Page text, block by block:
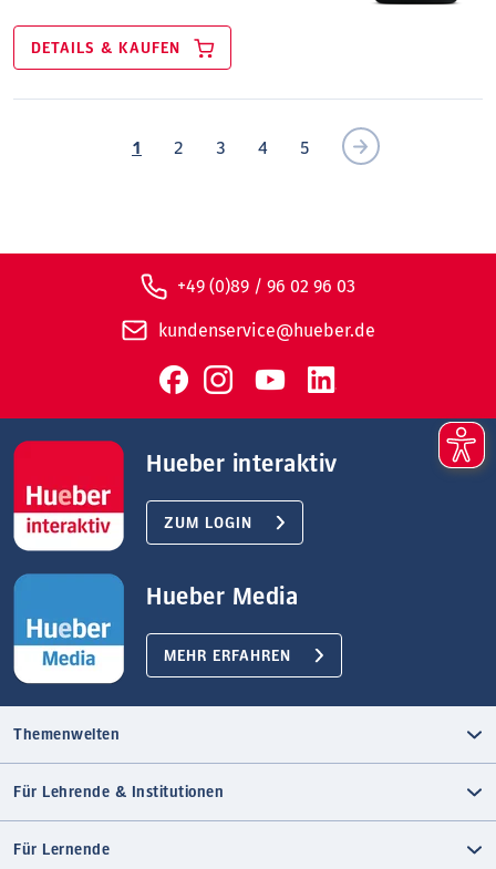
DETAILS & KAUFEN
1 2 3 4 5
+49 (0)89 / 96 02 96 03
kundenservice@hueber.de
Hueber interaktiv
ZUM LOGIN
Hueber Media
MEHR ERFAHREN
Themenwelten
Für Lehrende & Institutionen
Für Lernende